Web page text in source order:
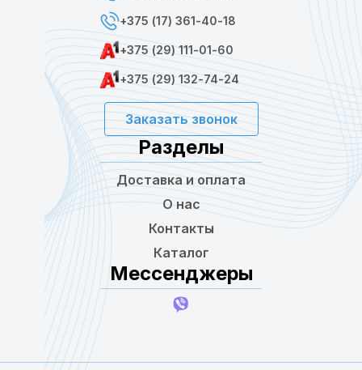
+375 (17) 361-40-18
+375 (29) 111-01-60
+375 (29) 132-74-24
Заказать звонок
Разделы
Доставка и оплата
О нас
Контакты
Каталог
Мессенджеры